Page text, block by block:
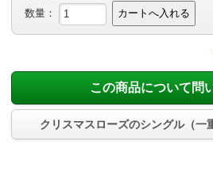
数量：
カートへ入れる
この商品について問
クリスマスローズのシングル（